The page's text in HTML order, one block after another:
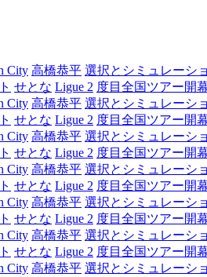
City 高橋恭平 選択とシミュレーシ
せとな Ligue 2 度目全国ツアー開
City 高橋恭平 選択とシミュレーシ
せとな Ligue 2 度目全国ツアー開
City 高橋恭平 選択とシミュレーシ
せとな Ligue 2 度目全国ツアー開
City 高橋恭平 選択とシミュレーシ
せとな Ligue 2 度目全国ツアー開
City 高橋恭平 選択とシミュレーシ
せとな Ligue 2 度目全国ツアー開
City 高橋恭平 選択とシミュレーシ
せとな Ligue 2 度目全国ツアー開
City 高橋恭平 選択とシミュレーシ